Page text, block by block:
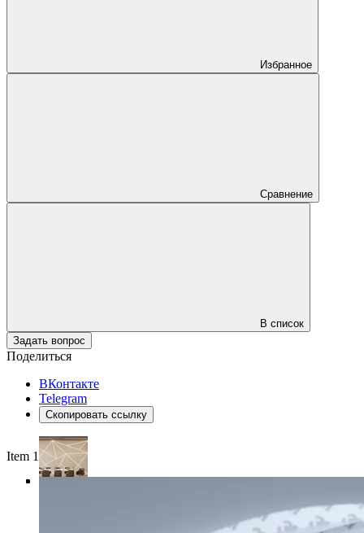
Избранное
Сравнение
В список
Задать вопрос
Поделиться
ВКонтакте
Telegram
Скопировать ссылку
Item 1 of 4